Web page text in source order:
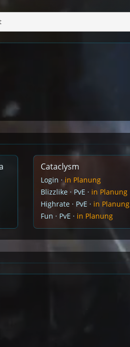
Cataclysm
Login ·in Planung
Blizzlike · PvE · in Planung
Highrate · PvE · in Planung
Fun · PvE · in Planung